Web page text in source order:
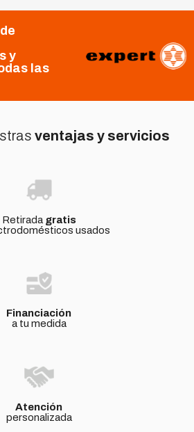
y
las
ventajas y servicios
Retirada gratis
usados
Financiación
a tu medida
Atención
personalizada